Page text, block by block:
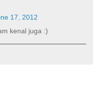
17, 2012
kenal juga :)